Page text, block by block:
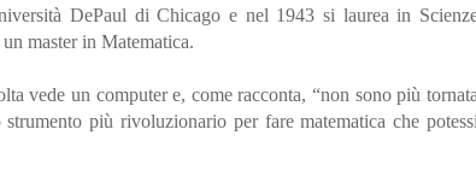
DePaul di Chicago e nel 1943 si laurea in
master in Matematica.
vede un computer e, come racconta, “non sono più tornata
più rivoluzionario per fare matematica che potessi